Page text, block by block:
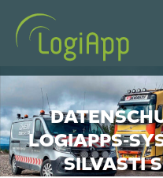
LOGIAPPS-
SILVASTI